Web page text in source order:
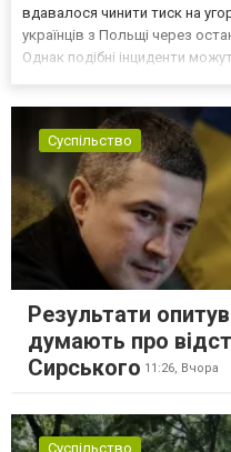
вдавалося чинити тиск на
українців з Польщі через
Однак подібні інциденти
Суспільство
Результати
думають про
Сирського 11:26, Вчора
Суспільство